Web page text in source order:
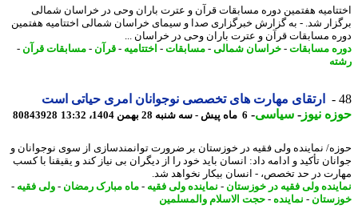
هفتمین دوره مسابقات قرآن و عترت باران وحی در خراسان شمالی
شد. - به گزارش خبرگزاری صدا و سیمای خراسان شمالی اختتامیه هفتمین
مسابقات قرآن و عترت باران وحی در خراسان ...
مسابقات-خراسان شمالی-مسابقات-اختتامیه-قرآن- مسابقات قرآن-
ارتقای مهارت های تخصصی نوجوانان امری حیاتی است
نیوز-سیاسی-6 ماه پیش - سه شنبه 28 بهمن 1404، 13:32 80843928
نماینده ولی فقیه در خوزستان بر ضرورت توانمندسازی از سوی نوجوانان و
تأکید و ادامه داد: انسان باید خود را از دیگران بی نیاز کند و یقیقنا با کسب
در حد تخصص، - انسان بیکار نخواهد شد.
ولی فقیه در خوزستان-نماینده ولی فقیه -ماه مبارک رمضان-ولی فقیه -
-نماینده-حجت الاسلام والمسلمین